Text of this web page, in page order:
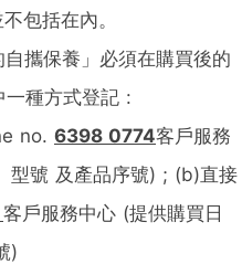
包括在內。
攜保養」必須在購買後的
一種方式登記 :
no. 6398 0774客戶服務
型號 及產品序號) ; (b)直接
客戶服務中心 (提供購買日
)